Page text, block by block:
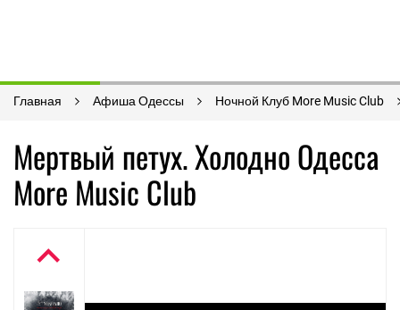
Главная Афиша Одессы Ночной Клуб More Music Club
Мертвый петух. Холодно Одесса
More Music Club